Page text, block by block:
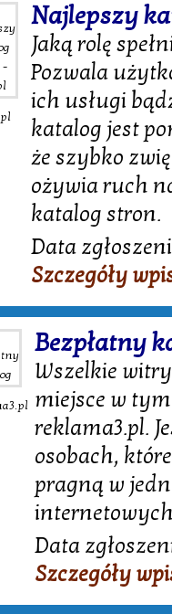
Najlepszy
Jaką rolę
Pozwala
ich usługi
katalog jest
że szybko
ożywia ruch
katalog stron.
Data
Szczegóły
Bezpłatny
Wszelkie
miejsce w
reklama3.pl.
osobach,
pragną w
Data
Szczegóły